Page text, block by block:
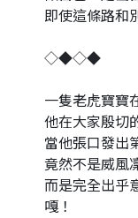
即使這條路和
◇◆◇◆
一隻老虎寶寶
他在大家殷切
當他張口發出
竟然不是威風
而是完全出乎
嘎！